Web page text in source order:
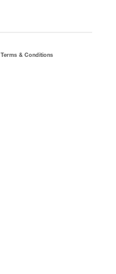
Terms & Conditions